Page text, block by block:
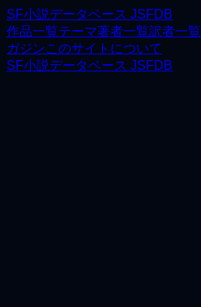
SF小説データベース JSFDB
作品一覧テーマ著者一覧訳者一覧
ガジンこのサイトについて
SF小説データベース JSFDB